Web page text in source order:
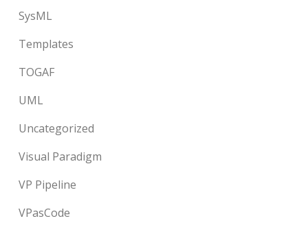
SysML
Templates
TOGAF
UML
Uncategorized
Visual Paradigm
VP Pipeline
VPasCode